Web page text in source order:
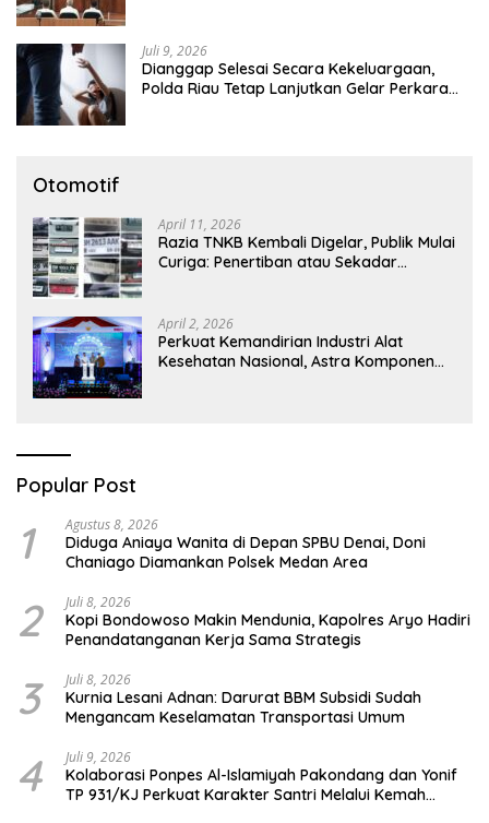
Juli 9, 2026
Dianggap Selesai Secara Kekeluargaan,
Polda Riau Tetap Lanjutkan Gelar Perkara
Otomotif
April 11, 2026
Razia TNKB Kembali Digelar, Publik Mulai
Curiga: Penertiban atau Sekadar
April 2, 2026
Perkuat Kemandirian Industri Alat
Kesehatan Nasional, Astra Komponen
Popular Post
1 Agustus 8, 2026
Diduga Aniaya Wanita di Depan SPBU Denai, Doni
Chaniago Diamankan Polsek Medan Area
2 Juli 8, 2026
Kopi Bondowoso Makin Mendunia, Kapolres Aryo Hadiri
Penandatanganan Kerja Sama Strategis
3 Juli 8, 2026
Kurnia Lesani Adnan: Darurat BBM Subsidi Sudah
Mengancam Keselamatan Transportasi Umum
4 Juli 9, 2026
Kolaborasi Ponpes Al-Islamiyah Pakondang dan Yonif
TP 931/KJ Perkuat Karakter Santri Melalui Kemah